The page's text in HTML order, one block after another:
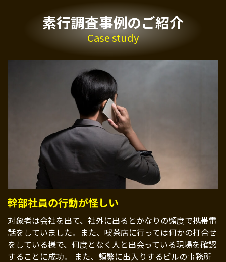
素行調査事例のご紹介
Case study
幹部社員の行動が怪しい
対象者は会社を出て、社外に出るとかなりの頻度で携帯電
話をしていました。また、喫茶店に行っては何かの打合せ
をしている様で、何度となく人と出会っている現場を確認
することに成功。 また、頻繁に出入りするビルの事務所